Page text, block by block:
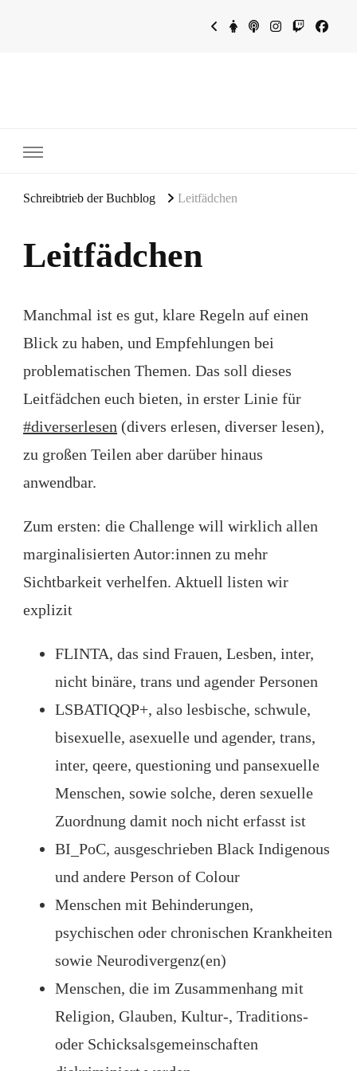
Schreibtrieb der Buchblog Leitfädchen
Leitfädchen
Manchmal ist es gut, klare Regeln auf einen
Blick zu haben, und Empfehlungen bei
problematischen Themen. Das soll dieses
Leitfädchen euch bieten, in erster Linie für
#diverserlesen (divers erlesen, diverser lesen),
zu großen Teilen aber darüber hinaus
anwendbar.
Zum ersten: die Challenge will wirklich allen
marginalisierten Autor:innen zu mehr
Sichtbarkeit verhelfen. Aktuell listen wir
explizit
FLINTA, das sind Frauen, Lesben, inter,
nicht binäre, trans und agender Personen
LSBATIQQP+, also lesbische, schwule,
bisexuelle, asexuelle und agender, trans,
inter, qeere, questioning und pansexuelle
Menschen, sowie solche, deren sexuelle
Zuordnung damit noch nicht erfasst ist
BI_PoC, ausgeschrieben Black Indigenous
und andere Person of Colour
Menschen mit Behinderungen,
psychischen oder chronischen Krankheiten
sowie Neurodivergenz(en)
Menschen, die im Zusammenhang mit
Religion, Glauben, Kultur-, Traditions-
oder Schicksalsgemeinschaften